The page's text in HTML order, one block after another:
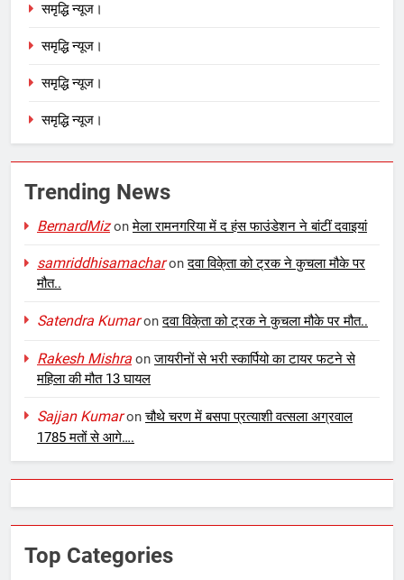
समृद्धि न्यूज।
समृद्धि न्यूज।
समृद्धि न्यूज।
समृद्धि न्यूज।
Trending News
BernardMizonमेला रामनगरिया में द हंस फाउंडेशन ने बांटीं दवाइयां
samriddhisamacharonदवा विके्ता को ट्रक ने कुचला मौके पर
मौत..
Satendra Kumaronदवा विके्ता को ट्रक ने कुचला मौके पर मौत..
Rakesh Mishra onजायरीनों से भरी स्कार्पियो का टायर फटने से
महिला की मौत 13 घायल
Sajjan Kumaronचौथे चरण में बसपा प्रत्याशी वत्सला अग्रवाल
1785 मतों से आगे….
Top Categories